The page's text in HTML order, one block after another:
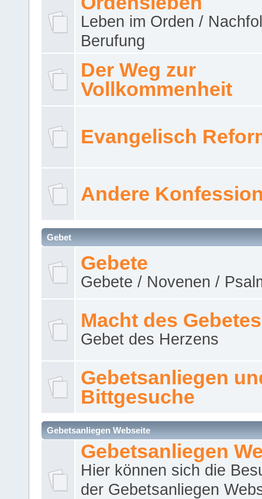
Leben im Orden /
Berufung
Der Weg zur
Vollkommenheit
Evangelisch
Andere
Gebet
Gebete
Gebete / Novenen /
Macht des Gebetes
Gebet des Herzens
Gebetsanliegen
Bittgesuche
Gebetsanliegen Webseite
Gebetsanliegen
Hier können sich die
der Gebetsanliegen